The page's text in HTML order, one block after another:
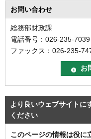
お問い合わせ
総務部財政課
電話番号：026-235-7039
ファックス：026-235-
より良いウェブサイトに
ください
このページの情報は役に